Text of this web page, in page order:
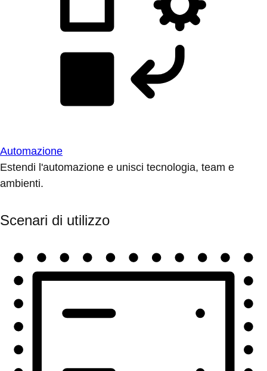
Automazione
Estendi l'automazione e unisci tecnologia, team e
ambienti.
Scenari di utilizzo